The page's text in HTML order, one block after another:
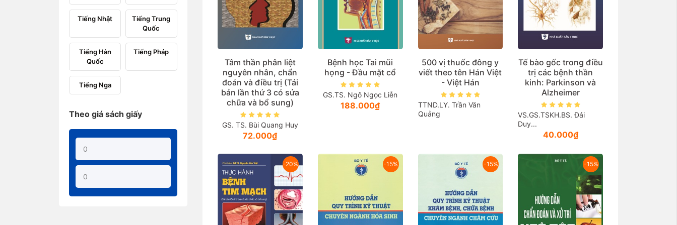
Tiếng Nhật
Tiếng Trung
Quốc
Tiếng Hàn
Quốc
Tiếng Pháp
Tiếng Nga
Theo giá sách giấy
Tâm thần phân liệt
nguyên nhân, chẩn
đoán và điều trị (Tái
bản lần thứ 3 có sửa
chữa và bổ sung)
GS. TS. Bùi Quang Huy
72.000₫
Bệnh học Tai mũi
họng - Đầu mặt cổ
GS.TS. Ngô Ngọc Liễn
188.000₫
500 vị thuốc đông y
viết theo tên Hán Việt
- Việt Hán
TTND.LY. Trần Văn
Quảng
Tế bào gốc trong điều
trị các bệnh thần
kinh: Parkinson và
Alzheimer
VS.GS.TSKH.BS. Đái
Duy...
40.000₫
-20% -15% -15% -15%